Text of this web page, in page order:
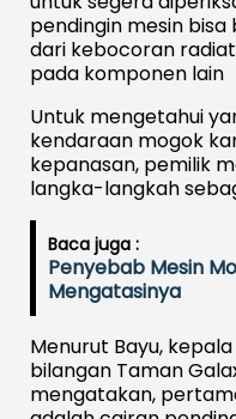
pendingin mesin
dari kebocoran
pada komponen lain
Untuk mengetahui
kendaraan mogok
kepanasan, pemilik
langka-langkah
Baca juga :
Penyebab Mesin
Mengatasinya
Menurut Bayu,
bilangan Taman
mengatakan,